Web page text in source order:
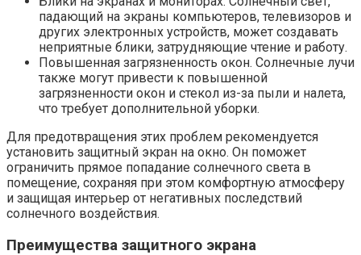
падающий на экраны компьютеров, телевизоров и
других электронных устройств, может создавать
неприятные блики, затрудняющие чтение и работу.​
Повышенная загрязненность окон. Солнечные лучи
также могут привести к повышенной
загрязненности окон и стекол из-за пыли и налета,
что требует дополнительной уборки.​
Для предотвращения этих проблем рекомендуется
установить защитный экран на окно.​ Он поможет
ограничить прямое попадание солнечного света в
помещение, сохраняя при этом комфортную атмосферу
и защищая интерьер от негативных последствий
солнечного воздействия.​
Преимущества защитного экрана